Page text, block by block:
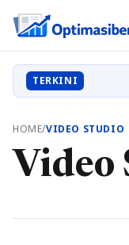
TERKINI
HOME/VIDEO STUDIO
Video